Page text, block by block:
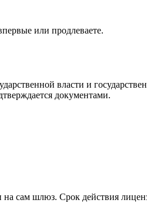
или продлеваете.
власти и
документами.
на сам шлюз. Срок действия